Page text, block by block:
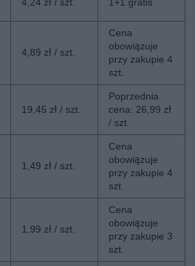
4,24 zł / szt. 1+1 gratis
4,89 zł / szt.
Cena
obowiązuje
przy zakupie 4
szt.
19,45 zł / szt.
Poprzednia
cena: 26,99 zł
/ szt.
1,49 zł / szt.
Cena
obowiązuje
przy zakupie 4
szt.
1,99 zł / szt.
Cena
obowiązuje
przy zakupie 3
szt.